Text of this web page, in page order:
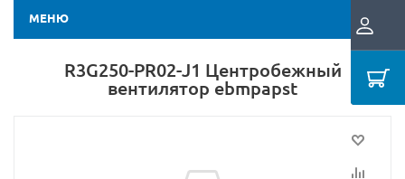
МЕНЮ
R3G250-PR02-J1 Центробежный
вентилятор ebmpapst